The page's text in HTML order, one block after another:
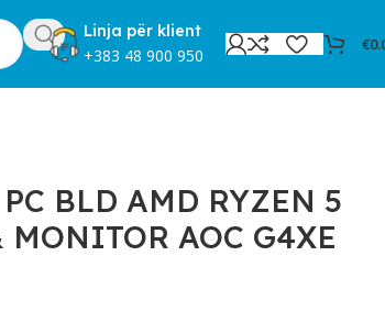
Linja për klient
+383 48 900 950
€
BLD AMD RYZEN 5
AOC G4XE